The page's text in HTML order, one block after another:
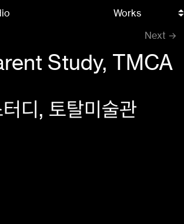
Next
Study, TMCA
디, 토탈미술관